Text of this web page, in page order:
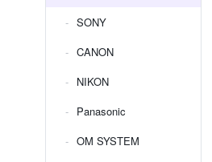
SONY
CANON
NIKON
Panasonic
OM SYSTEM